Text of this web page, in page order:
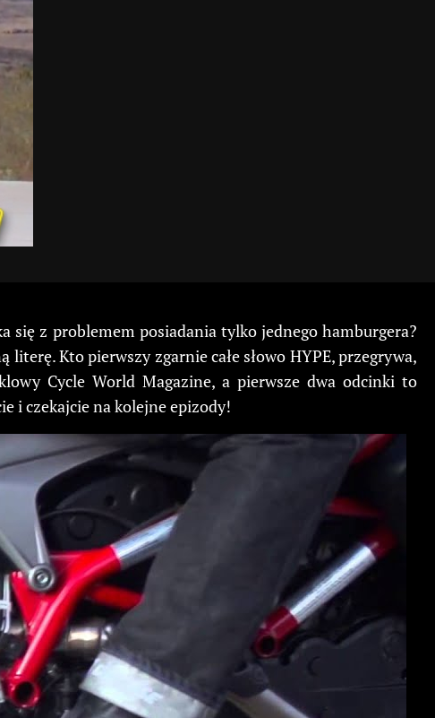
z problemem posiadania tylko jednego hamburgera?
Kto pierwszy zgarnie całe słowo HYPE, przegrywa,
Cycle World Magazine, a pierwsze dwa odcinki to
i czekajcie na kolejne epizody!